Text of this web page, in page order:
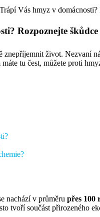
Trápí Vás hmyz v
Rozpoznejte škůdce
znepříjemnit život. Nezvaní
tu čest, můžete proti
nachází v průměru přes 100
tvoří součást přirozeného